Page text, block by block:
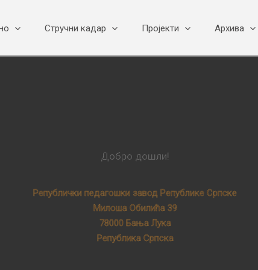
Стручни кадар Пројекти Архива
Добро дошли!
Републички педагошки завод Републике Српске
Милоша Обилића 39
78000 Бања Лука
Република Српска